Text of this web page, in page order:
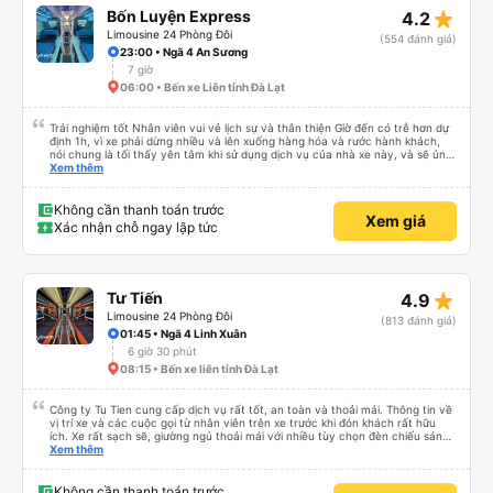
Bốn Luyện Express
Limousine 24 Phòng Đôi
4.2 star_rate
(554 đánh giá)
23:00 • Ngã 4 An Sương
7 giờ
06:00 • Bến xe Liên tỉnh Đà Lạt
Trải nghiệm tốt Nhân viên vui vẻ lịch sự và thân thiện Giờ đến có trễ hơn dự
định 1h, vì xe phải dừng nhiều và lên xuống hàng hóa và rước hành khách,
nói chung là tối thấy yên tâm khi sử dụng dịch vụ của nhà xe này, và sẽ ủng
hộ và giới thiệu cho người thân sử dụng dịch vụ của nhà xe này
Xem thêm
Không cần thanh toán trước
Xác nhận chỗ ngay lập tức
Xem giá
Tư Tiến
Limousine 24 Phòng Đôi
4.9 star_rate
(813 đánh giá)
01:45 • Ngã 4 Linh Xuân
6 giờ 30 phút
08:15 • Bến xe liên tỉnh Đà Lạt
Công ty Tu Tien cung cấp dịch vụ rất tốt, an toàn và thoải mái. Thông tin về
vị trí xe và các cuộc gọi từ nhân viên trên xe trước khi đón khách rất hữu
ích. Xe rất sạch sẽ, giường ngủ thoải mái với nhiều tùy chọn đèn chiếu sáng
và cổng USB được đặt ở vị trí thuận tiện. Nhân viên rất lịch sự và xe đến
Xem thêm